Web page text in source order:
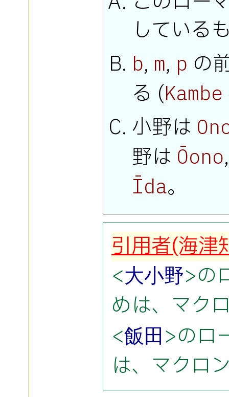
している
b, m, p の
る (Kambe
小野は
野は Ōono
Īda。
引用者(海津
<大小野>の
めは、マク
<飯田>のロ
は、マクロ